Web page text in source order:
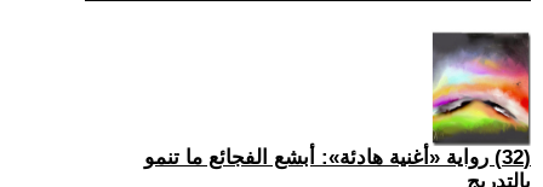
(32) رواية «أغنية هادئة»: أبشع الفجائع ما تنمو
بالتدريج